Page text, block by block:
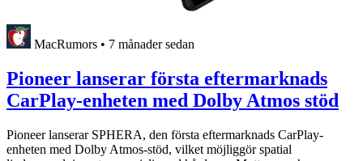
MacRumors • 7 månader sedan
Pioneer lanserar första eftermarknads
CarPlay-enheten med Dolby Atmos stöd
Pioneer lanserar SPHERA, den första eftermarknads CarPlay-
enheten med Dolby Atmos-stöd, vilket möjliggör spatial